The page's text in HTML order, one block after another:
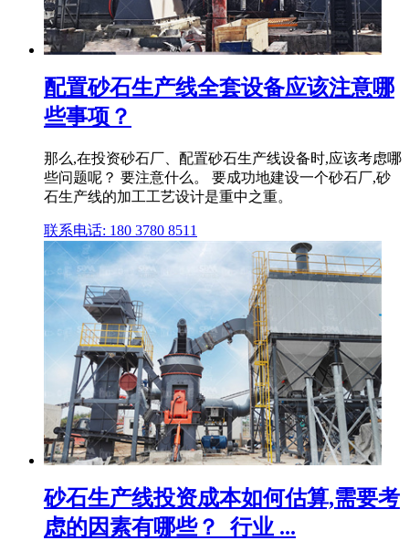
配置砂石生产线全套设备应该注意哪
些事项？
那么,在投资砂石厂、配置砂石生产线设备时,应该考虑哪
些问题呢？ 要注意什么。 要成功地建设一个砂石厂,砂
石生产线的加工工艺设计是重中之重。
联系电话: 180 3780 8511
砂石生产线投资成本如何估算,需要考
虑的因素有哪些？_行业 ...